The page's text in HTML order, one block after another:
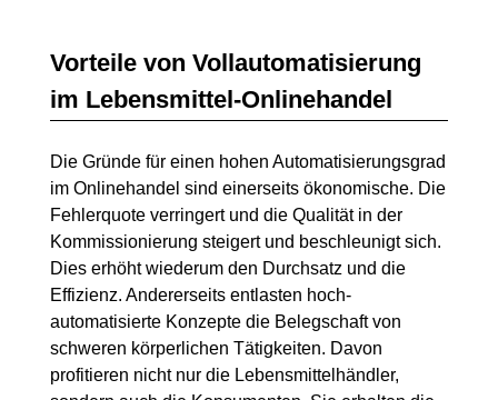
Vorteile von Vollautomatisierung
im Lebensmittel-Onlinehandel
Die Gründe für einen hohen Automatisierungsgrad
im Onlinehandel sind einerseits ökonomische. Die
Fehlerquote verringert und die Qualität in der
Kommissionierung steigert und beschleunigt sich.
Dies erhöht wiederum den Durchsatz und die
Effizienz. Andererseits entlasten hoch-
automatisierte Konzepte die Belegschaft von
schweren körperlichen Tätigkeiten. Davon
profitieren nicht nur die Lebensmittelhändler,